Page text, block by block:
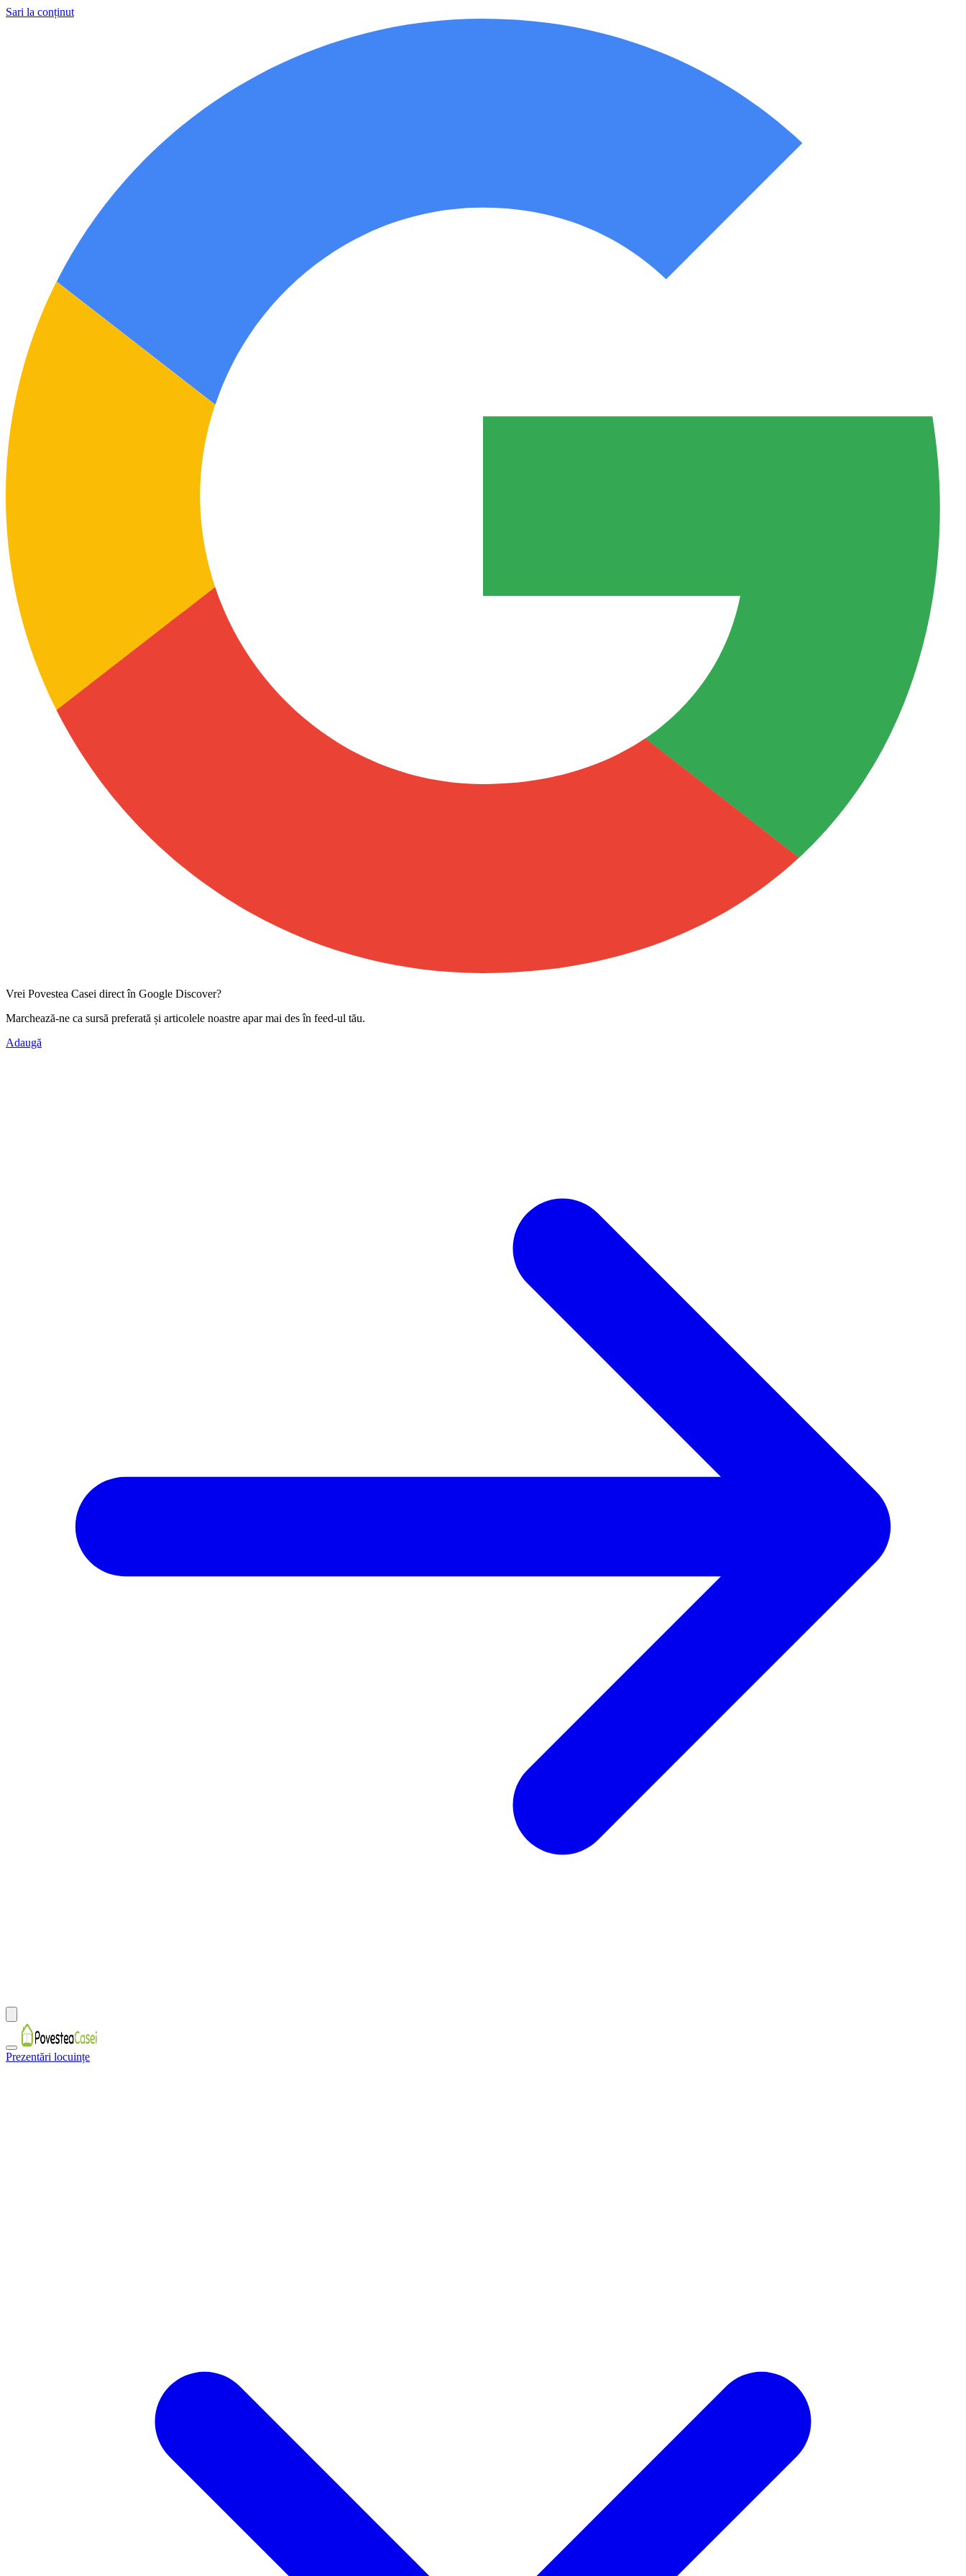
Sari la conținut
Vrei Povestea Casei direct în Google Discover?
Marchează-ne ca sursă preferată și articolele noastre apar mai des în feed-ul tău.
Adaugă
Prezentări locuințe